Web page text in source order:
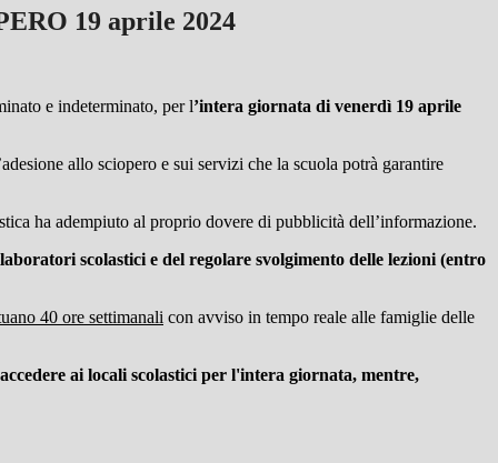
19 aprile 2024
e indeterminato, per l’intera giornata di venerdì 19 aprile
allo sciopero e sui servizi che la scuola potrà garantire
ha adempiuto al proprio dovere di pubblicità dell’informazione.
scolastici e del regolare svolgimento delle lezioni (entro
40 ore settimanali con avviso in tempo reale alle famiglie delle
ai locali scolastici per l'intera giornata, mentre,